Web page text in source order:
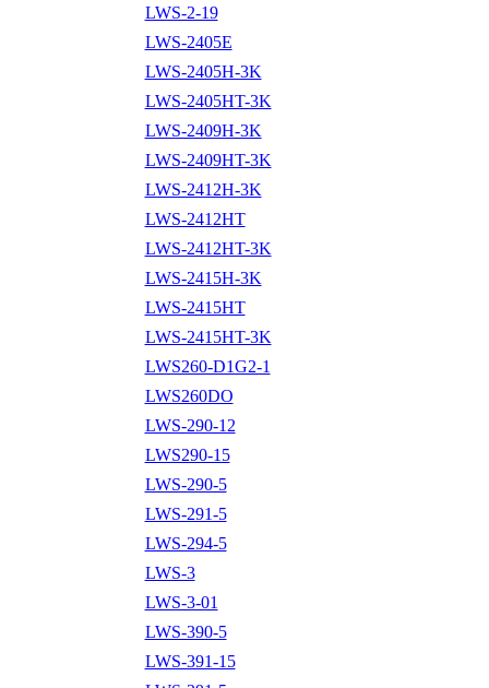
LWS-2-19
LWS-2405E
LWS-2405H-3K
LWS-2405HT-3K
LWS-2409H-3K
LWS-2409HT-3K
LWS-2412H-3K
LWS-2412HT
LWS-2412HT-3K
LWS-2415H-3K
LWS-2415HT
LWS-2415HT-3K
LWS260-D1G2-1
LWS260DO
LWS-290-12
LWS290-15
LWS-290-5
LWS-291-5
LWS-294-5
LWS-3
LWS-3-01
LWS-390-5
LWS-391-15